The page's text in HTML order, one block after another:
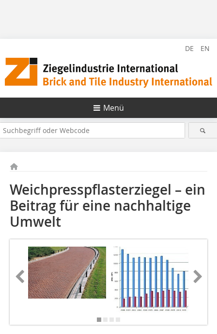
DE EN
Menü
Weichpresspflasterziegel – ein
Beitrag für eine nachhaltige
Umwelt